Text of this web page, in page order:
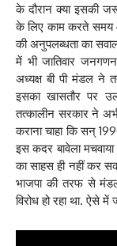
के दौरान क्या इसकी
के लिए काम करते समय
की अनुपलब्धता का
में भी जातिवार
अध्यक्ष बी पी मंडल ने
इसका खासतौर पर
तत्कालीन सरकार ने
कराना चाहा कि सन्
इस कदर बावेला
का साहस ही नहीं कर
भाजपा की तरफ से
विरोध हो रहा था. ऐसे